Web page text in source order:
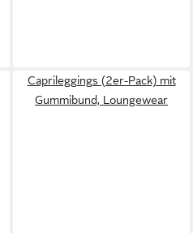
Caprileggings (2er-Pack) mit
Gummibund, Loungewear